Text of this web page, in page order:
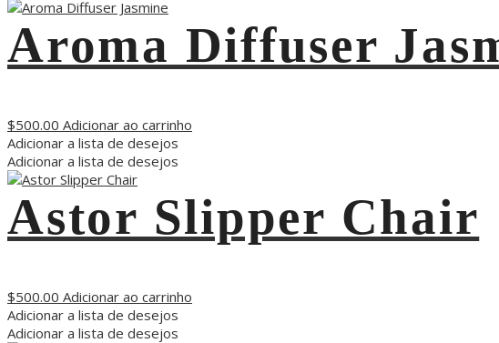
Aroma Diffuser
$500.00 Adicionar ao carrinho
Adicionar a lista de desejos
Adicionar a lista de desejos
Astor Slipper Chair
$500.00 Adicionar ao carrinho
Adicionar a lista de desejos
Adicionar a lista de desejos